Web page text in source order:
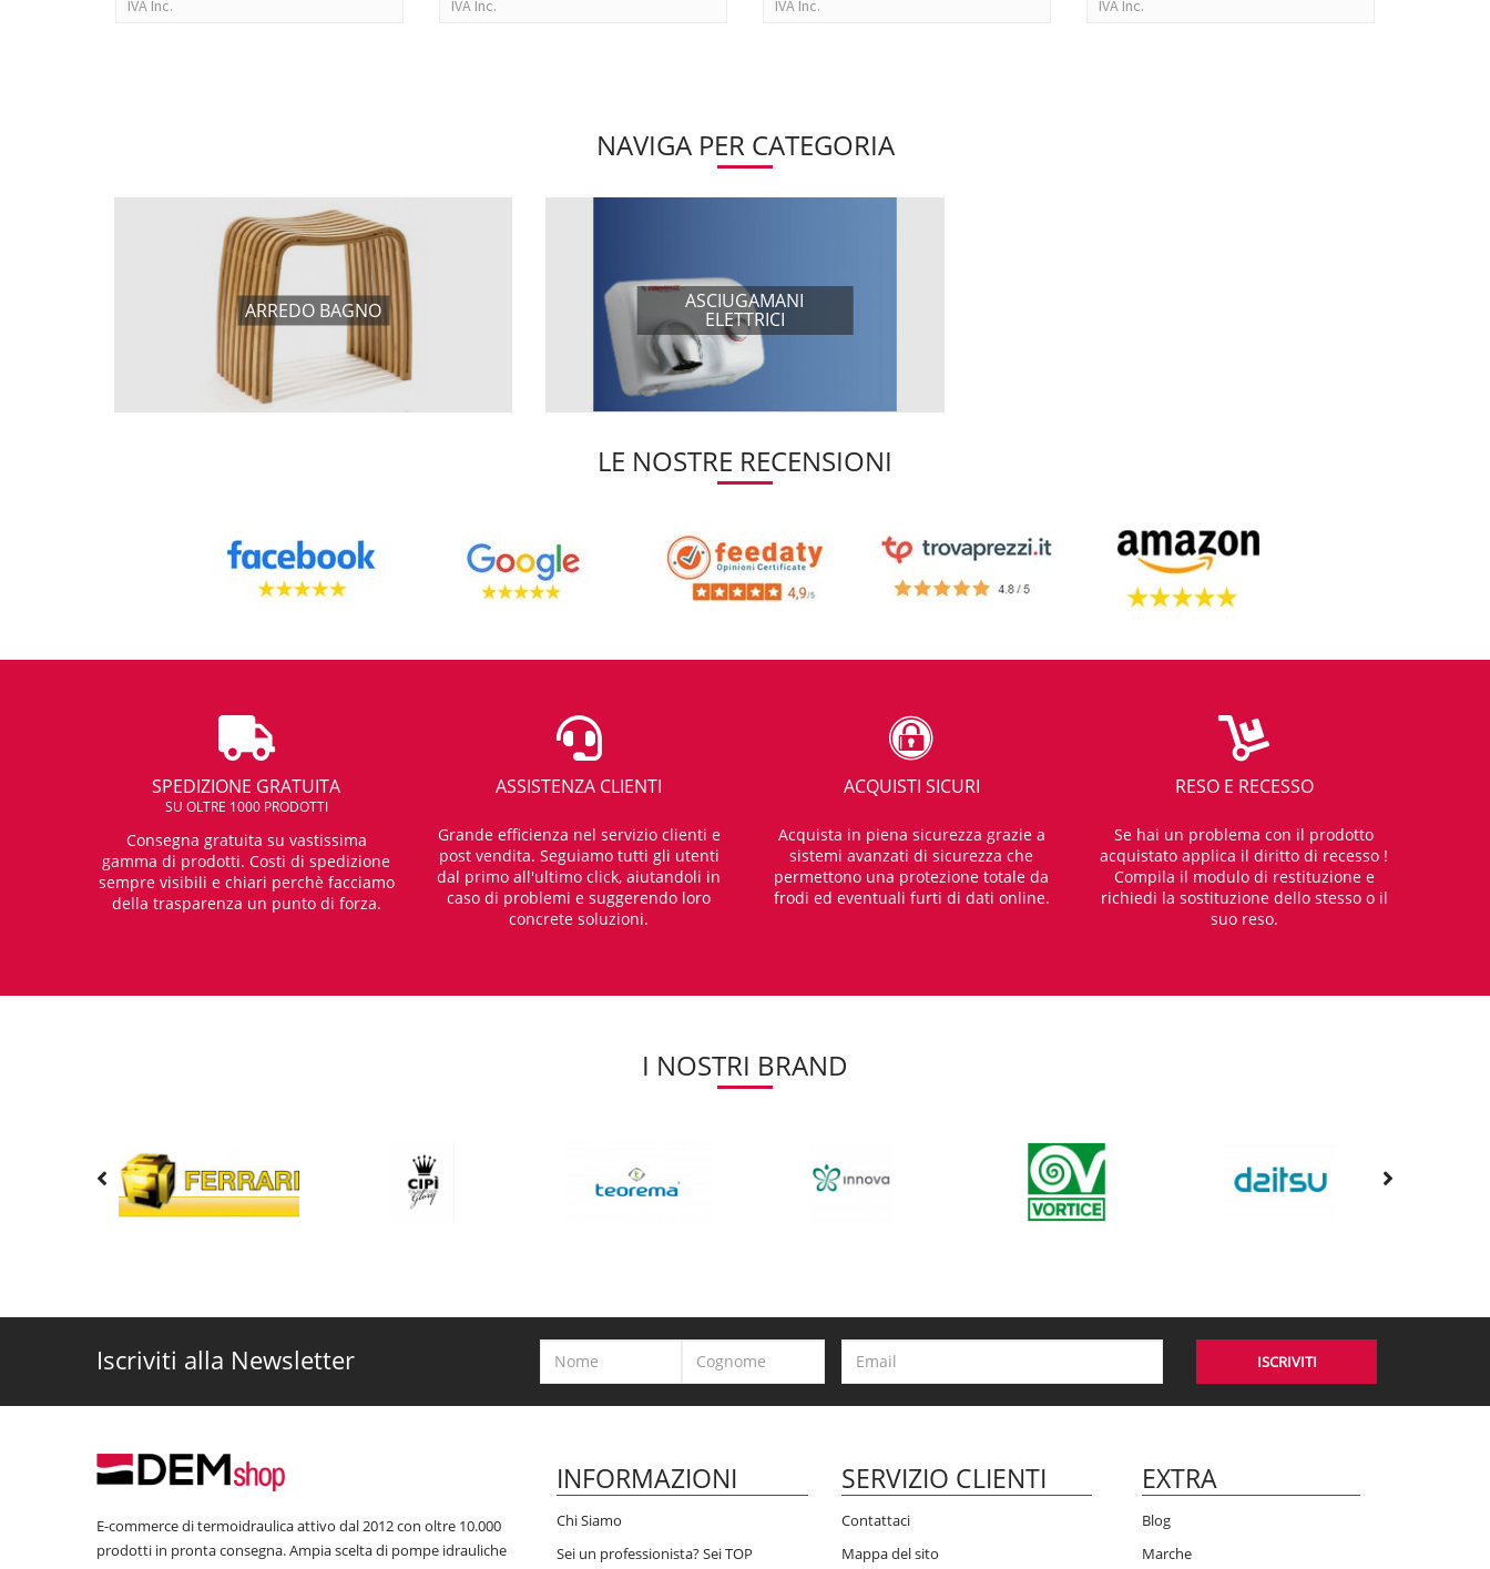
IVA Inc. IVA Inc. IVA Inc. IVA Inc.
NAVIGA PER CATEGORIA
ARREDO BAGNO ASCIUGAMANI
ELETTRICI
LE NOSTRE RECENSIONI
SPEDIZIONE GRATUITA
SU OLTRE 1000 PRODOTTI
Consegna gratuita su vastissima
gamma di prodotti. Costi di spedizione
sempre visibili e chiari perchè facciamo
della trasparenza un punto di forza.
ASSISTENZA CLIENTI
Grande efficienza nel servizio clienti e
post vendita. Seguiamo tutti gli utenti
dal primo all'ultimo click, aiutandoli in
caso di problemi e suggerendo loro
concrete soluzioni.
ACQUISTI SICURI
Acquista in piena sicurezza grazie a
sistemi avanzati di sicurezza che
permettono una protezione totale da
frodi ed eventuali furti di dati online.
RESO E RECESSO
Se hai un problema con il prodotto
acquistato applica il diritto di recesso !
Compila il modulo di restituzione e
richiedi la sostituzione dello stesso o il
suo reso.
I NOSTRI BRAND
Iscriviti alla Newsletter ISCRIVITI
E-commerce di termoidraulica attivo dal 2012 con oltre 10.000
prodotti in pronta consegna. Ampia scelta di pompe idrauliche
INFORMAZIONI
Chi Siamo
Sei un professionista? Sei TOP
SERVIZIO CLIENTI
Contattaci
Mappa del sito
EXTRA
Blog
Marche